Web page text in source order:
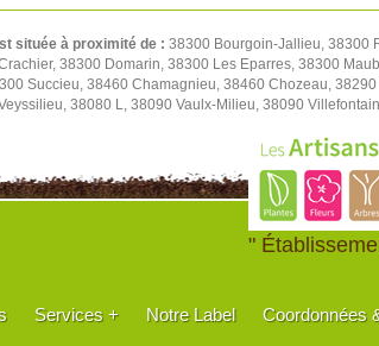
située à proximité de : 38300 Bourgoin-Jallieu, 38300
38300 Domarin, 38300 Les Eparres, 38300
Succieu, 38460 Chamagnieu, 38460 Chozeau,
38080 L, 38090 Vaulx-Milieu, 38090
"
Services + Notre Label Coordonnées